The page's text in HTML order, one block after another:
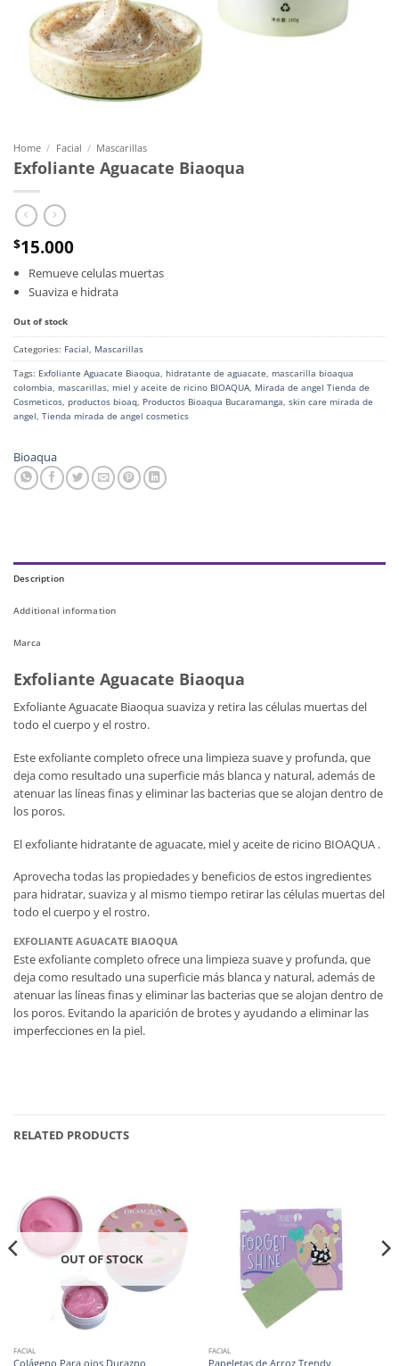
Home / Facial / Mascarillas
Exfoliante Aguacate Biaoqua
$15.000
Remueve celulas muertas
Suaviza e hidrata
Out of stock
Categories: Facial, Mascarillas
Tags: Exfoliante Aguacate Biaoqua, hidratante de aguacate, mascarilla bioaqua
colombia, mascarillas, miel y aceite de ricino BIOAQUA, Mirada de angel Tienda de
Cosmeticos, productos bioaq, Productos Bioaqua Bucaramanga, skin care mirada de
angel, Tienda mirada de angel cosmetics
Bioaqua
Description
Additional information
Marca
Exfoliante Aguacate Biaoqua
Exfoliante Aguacate Biaoqua suaviza y retira las células muertas del
todo el cuerpo y el rostro.
Este exfoliante completo ofrece una limpieza suave y profunda, que
deja como resultado una superficie más blanca y natural, además de
atenuar las líneas finas y eliminar las bacterias que se alojan dentro de
los poros.
El exfoliante hidratante de aguacate, miel y aceite de ricino BIOAQUA .
Aprovecha todas las propiedades y beneficios de estos ingredientes
para hidratar, suaviza y al mismo tiempo retirar las células muertas del
todo el cuerpo y el rostro.
EXFOLIANTE AGUACATE BIAOQUA
Este exfoliante completo ofrece una limpieza suave y profunda, que
deja como resultado una superficie más blanca y natural, además de
atenuar las líneas finas y eliminar las bacterias que se alojan dentro de
los poros. Evitando la aparición de brotes y ayudando a eliminar las
imperfecciones en la piel.
RELATED PRODUCTS
OUT OF STOCK
FACIAL
Colágeno Para ojos Durazno
FACIAL
Papeletas de Arroz Trendy